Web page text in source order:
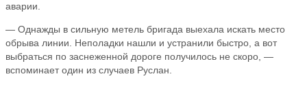
аварии.
— Однажды в сильную метель бригада выехала искать место
обрыва линии. Неполадки нашли и устранили быстро, а вот
выбраться по заснеженной дороге получилось не скоро, —
вспоминает один из случаев Руслан.